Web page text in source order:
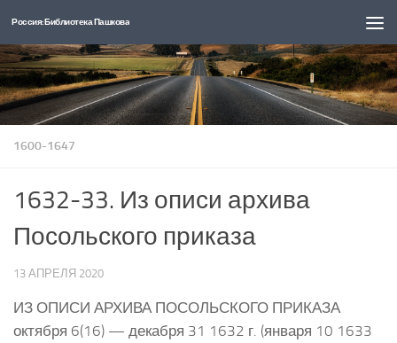
Перейти к содержимому
Россия: Библиотека Пашкова
1600-1647
1632-33. Из описи архива
Посольского приказа
13 АПРЕЛЯ 2020
ИЗ ОПИСИ АРХИВА ПОСОЛЬСКОГО ПРИКАЗА
октября 6(16) — декабря 31 1632 г. (января 10 1633